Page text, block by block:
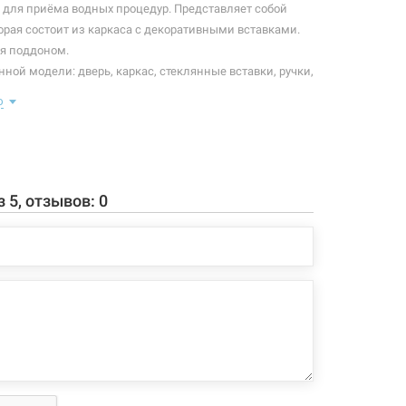
приёма водных процедур. Представляет собой
состоит из каркаса с декоративными вставками.
поддоном.
модели: дверь, каркас, стеклянные вставки, ручки,
матовое (шиншилла) стекло 6 мм;
5, отзывов: 0